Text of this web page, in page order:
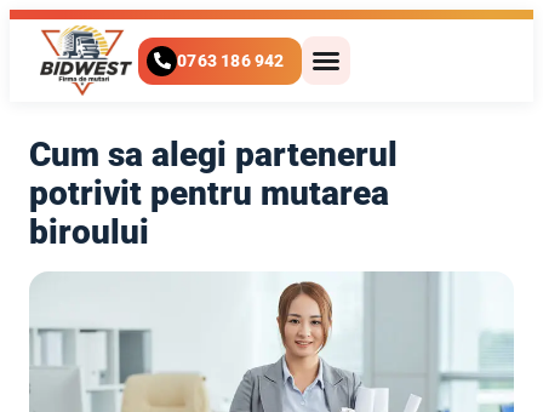
0763 186 942
Cum sa alegi partenerul
potrivit pentru mutarea
biroului